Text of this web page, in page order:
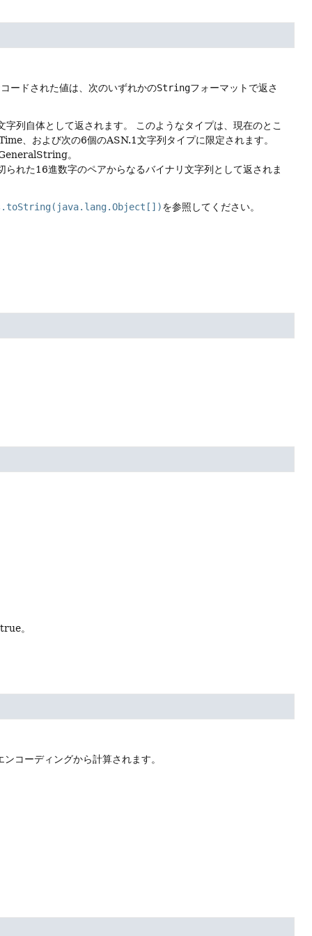
ードされた値は、次のいずれかのStringフォーマットで返さ
列自体として返されます。
このようなタイプは、現在のとこ
、および次の6個のASN.1文字列タイプに限定されます。
。
れた16進数字のペアからなるバイナリ文字列として返されま
を参照してください。
。
コーディングから計算されます。